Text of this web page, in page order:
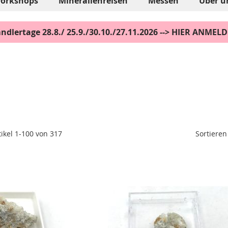
28.8./ 25.9./30.10./27.11.2026 --> HIER
1-100 von317